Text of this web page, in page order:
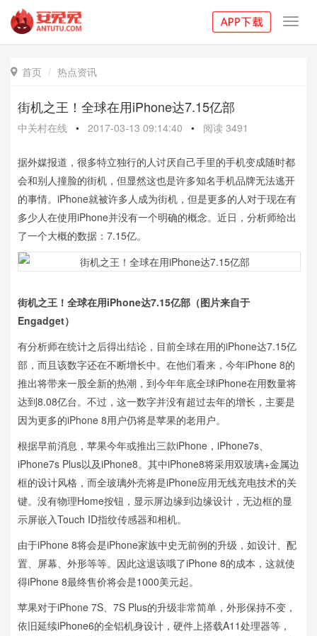
 首页 热点资讯
街机之王！全球在用iPhone达7.15亿部
中关村在线 • 2017-03-13 09:14:40 • 阅读 3491
据外媒报道，很多特立独行的人讨厌自己手里的手机变成随时都
会和别人撞脸的街机，但显然这也是许多知名手机品牌无法逃开
的事情。iPhone就被许多人成为街机，但是更多的人对于现在有
多少人在使用iPhone并没有一个明确的概念。近日，分析师给出
了一个大概的数据：7.15亿。
街机之王！全球在用iPhone达7.15亿部（图片来自于
Engadget）
有分析师在统计之后得出结论，目前全球在用的iPhone达7.15亿
部，而且该数字还在不断增长中。在他们看来，今年iPhone 8的
推出将带来一股全新的热潮，到今年年底全球iPhone在用数量将
达到8.08亿台。不过，这一数字并没有超过去年的增长，主要是
因为更多的iPhone 8用户仍将是苹果的老用户。
根据早前消息，苹果今年或推出三款iPhone，iPhone7s、
iPhone7s Plus以及iPhone8。其中iPhone8将采用双玻璃+金属边
框的设计风格，而全玻璃外壳将是iPhone应用无线充电技术的关
键。没有物理Home按钮，显示屏边缘到边缘设计，无边框的显
示屏嵌入Touch ID指纹传感器和相机。
由于iPhone 8将会是iPhone家族中史无前例的升级，如设计、配
置、屏幕、外形等等。因此这退该哦了iPhone 8的成本，这就使
得iPhone 8最终售价将会是1000美元起。
苹果对于iPhone 7S、7S Plus的升级非常简单，外形保持不变，
依旧延续iPhone6的全铝机身设计，硬件上搭载A11处理器等，